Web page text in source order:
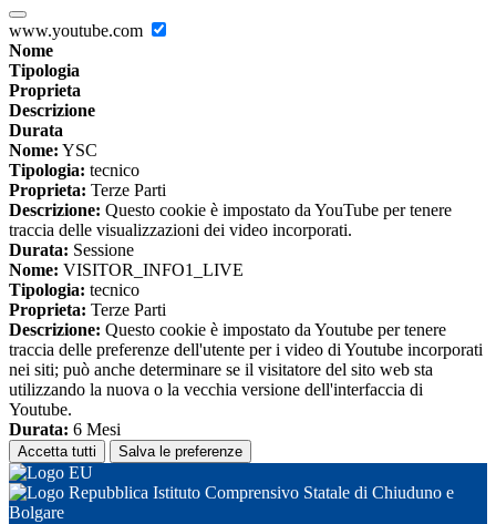
www.youtube.com
Nome
Tipologia
Proprieta
Descrizione
Durata
Nome: YSC
Tipologia: tecnico
Proprieta: Terze Parti
Descrizione: Questo cookie è impostato da YouTube per tenere
traccia delle visualizzazioni dei video incorporati.
Durata: Sessione
Nome: VISITOR_INFO1_LIVE
Tipologia: tecnico
Proprieta: Terze Parti
Descrizione: Questo cookie è impostato da Youtube per tenere
traccia delle preferenze dell'utente per i video di Youtube incorporati
nei siti; può anche determinare se il visitatore del sito web sta
utilizzando la nuova o la vecchia versione dell'interfaccia di
Youtube.
Durata: 6 Mesi
Accetta tutti Salva le preferenze
Istituto Comprensivo Statale di Chiuduno e
Bolgare